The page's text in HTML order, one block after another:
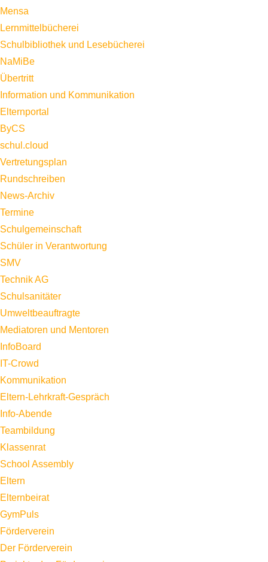
Mensa
Lernmittelbücherei
Schulbibliothek und Lesebücherei
NaMiBe
Übertritt
Information und Kommunikation
Elternportal
ByCS
schul.cloud
Vertretungsplan
Rundschreiben
News-Archiv
Termine
Schulgemeinschaft
Schüler in Verantwortung
SMV
Technik AG
Schulsanitäter
Umweltbeauftragte
Mediatoren und Mentoren
InfoBoard
IT-Crowd
Kommunikation
Eltern-Lehrkraft-Gespräch
Info-Abende
Teambildung
Klassenrat
School Assembly
Eltern
Elternbeirat
GymPuls
Förderverein
Der Förderverein